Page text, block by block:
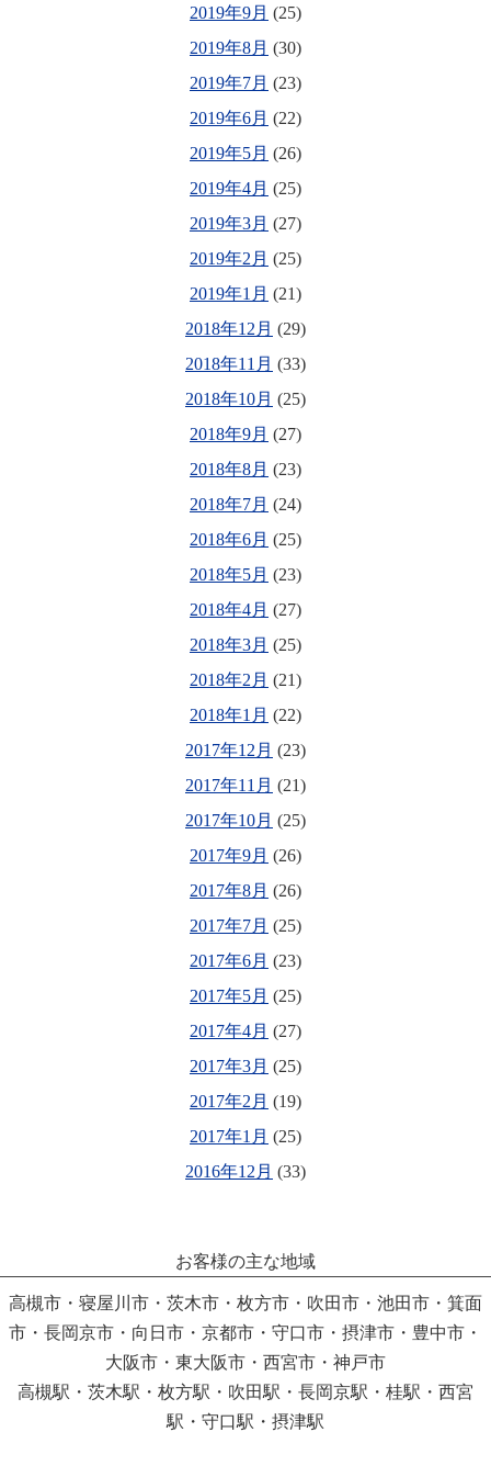
2019年9月 (25)
2019年8月 (30)
2019年7月 (23)
2019年6月 (22)
2019年5月 (26)
2019年4月 (25)
2019年3月 (27)
2019年2月 (25)
2019年1月 (21)
2018年12月 (29)
2018年11月 (33)
2018年10月 (25)
2018年9月 (27)
2018年8月 (23)
2018年7月 (24)
2018年6月 (25)
2018年5月 (23)
2018年4月 (27)
2018年3月 (25)
2018年2月 (21)
2018年1月 (22)
2017年12月 (23)
2017年11月 (21)
2017年10月 (25)
2017年9月 (26)
2017年8月 (26)
2017年7月 (25)
2017年6月 (23)
2017年5月 (25)
2017年4月 (27)
2017年3月 (25)
2017年2月 (19)
2017年1月 (25)
2016年12月 (33)
お客様の主な地域
高槻市・寝屋川市・茨木市・枚方市・吹田市・池田市・箕面
市・長岡京市・向日市・京都市・守口市・摂津市・豊中市・
大阪市・東大阪市・西宮市・神戸市
高槻駅・茨木駅・枚方駅・吹田駅・長岡京駅・桂駅・西宮
駅・守口駅・摂津駅